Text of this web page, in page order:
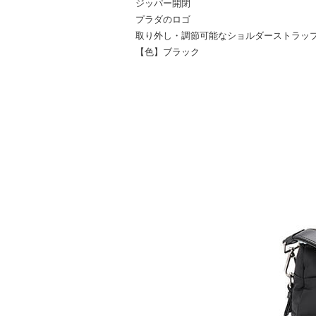
ジッパー開閉
プラダのロゴ
取り外し・調節可能なショルダーストラッ
【色】ブラック